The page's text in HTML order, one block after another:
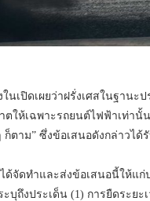
นเปิดเผยว่าฝรั่งเศสในฐาน
ตให้เฉพาะรถยนต์ไฟฟ้าเท่านั้
ก็ตาม” ซึ่งข้อเสนอดังกล่าวได้
ด้จัดทำและส่งข้อเสนอนี้ให้แ
บุถึงประเด็น (1) การยืดระยะ